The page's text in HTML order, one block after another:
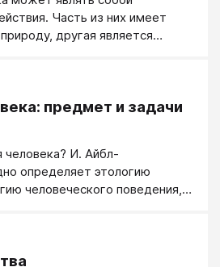
Часть из них имеет
другая является
предмет и задачи
человека? И. Айбл-
определяет этологию
человеческого поведения,
физиологические
пытается восстановить